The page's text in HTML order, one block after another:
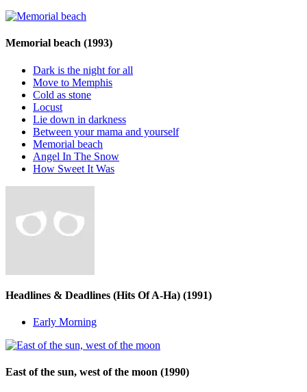
Memorial beach (1993)
Dark is the night for all
Move to Memphis
Cold as stone
Locust
Lie down in darkness
Between your mama and yourself
Memorial beach
Angel In The Snow
How Sweet It Was
Headlines & Deadlines (Hits Of A-Ha) (1991)
Early Morning
East of the sun, west of the moon (1990)